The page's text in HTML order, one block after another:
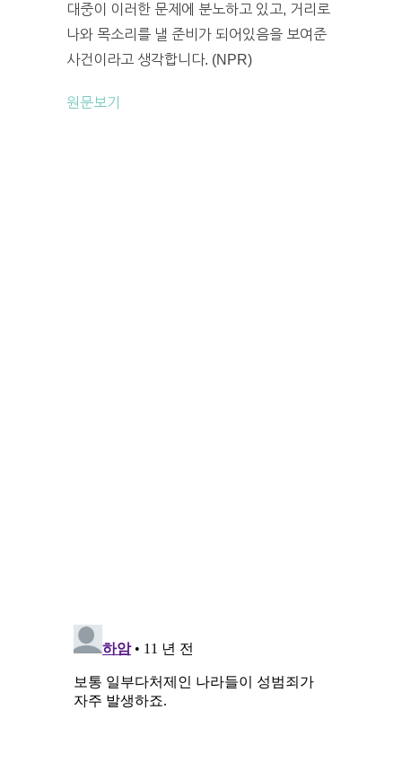
대중이 이러한 문제에 분노하고 있고, 거리로
나와 목소리를 낼 준비가 되어있음을 보여준
사건이라고 생각합니다. (NPR)
원문보기